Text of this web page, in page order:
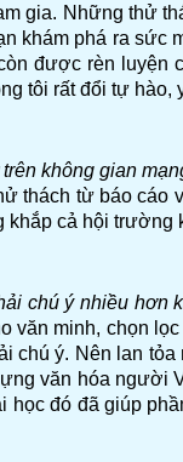
gia. Những thử
khám phá ra
được rèn luyện
tôi rất đổi tự hào,
không gian
thách từ báo
cả hội
chú ý nhiều hơn
minh, chọn
ý. Nên lan
văn hóa
đó đã giúp